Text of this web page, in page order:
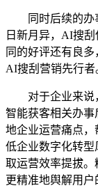
同时后续的办
日新月异，AI搜
同的好评还有良
AI搜刮营销先行者
对于企业来说，
智能获客相关办事
地企业运营痛点
低企业数字化转
取运营效率提拔
更精准地舆解用